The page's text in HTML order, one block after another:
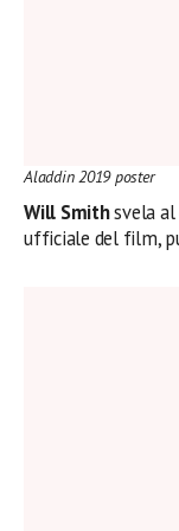
Aladdin 2019 poster
Will Smithsvela al
ufficiale del film,